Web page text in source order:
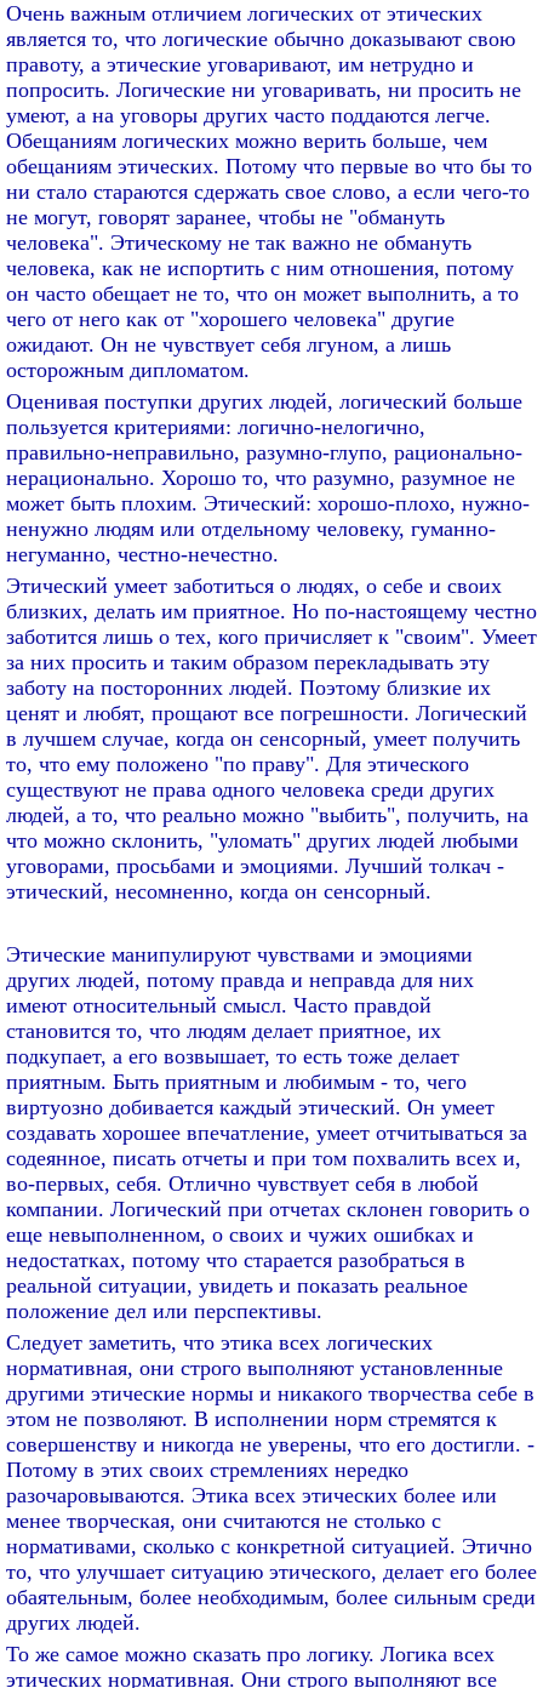
Очень важным отличием логических от этических
является то, что логические обычно доказывают свою
правоту, а этические уговаривают, им нетрудно и
попросить. Логические ни уговаривать, ни просить не
умеют, а на уговоры других часто поддаются легче.
Обещаниям логических можно верить больше, чем
обещаниям этических. Потому что первые во что бы то
ни стало стараются сдержать свое слово, а если чего-то
не могут, говорят заранее, чтобы не "обмануть
человека". Этическому не так важно не обмануть
человека, как не испортить с ним отношения, потому
он часто обещает не то, что он может выполнить, а то
чего от него как от "хорошего человека" другие
ожидают. Он не чувствует себя лгуном, а лишь
осторожным дипломатом.
Оценивая поступки других людей, логический больше
пользуется критериями: логично-нелогично,
правильно-неправильно, разумно-глупо, рационально-
нерационально. Хорошо то, что разумно, разумное не
может быть плохим. Этический: хорошо-плохо, нужно-
ненужно людям или отдельному человеку, гуманно-
негуманно, честно-нечестно.
Этический умеет заботиться о людях, о себе и своих
близких, делать им приятное. Но по-настоящему честно
заботится лишь о тех, кого причисляет к "своим". Умеет
за них просить и таким образом перекладывать эту
заботу на посторонних людей. Поэтому близкие их
ценят и любят, прощают все погрешности. Логический
в лучшем случае, когда он сенсорный, умеет получить
то, что ему положено "по праву". Для этического
существуют не права одного человека среди других
людей, а то, что реально можно "выбить", получить, на
что можно склонить, "уломать" других людей любыми
уговорами, просьбами и эмоциями. Лучший толкач -
этический, несомненно, когда он сенсорный.
Этические манипулируют чувствами и эмоциями
других людей, потому правда и неправда для них
имеют относительный смысл. Часто правдой
становится то, что людям делает приятное, их
подкупает, а его возвышает, то есть тоже делает
приятным. Быть приятным и любимым - то, чего
виртуозно добивается каждый этический. Он умеет
создавать хорошее впечатление, умеет отчитываться за
содеянное, писать отчеты и при том похвалить всех и,
во-первых, себя. Отлично чувствует себя в любой
компании. Логический при отчетах склонен говорить о
еще невыполненном, о своих и чужих ошибках и
недостатках, потому что старается разобраться в
реальной ситуации, увидеть и показать реальное
положение дел или перспективы.
Следует заметить, что этика всех логических
нормативная, они строго выполняют установленные
другими этические нормы и никакого творчества себе в
этом не позволяют. В исполнении норм стремятся к
совершенству и никогда не уверены, что его достигли. -
Потому в этих своих стремлениях нередко
разочаровываются. Этика всех этических более или
менее творческая, они считаются не столько с
нормативами, сколько с конкретной ситуацией. Этично
то, что улучшает ситуацию этического, делает его более
обаятельным, более необходимым, более сильным среди
других людей.
То же самое можно сказать про логику. Логика всех
этических нормативная. Они строго выполняют все